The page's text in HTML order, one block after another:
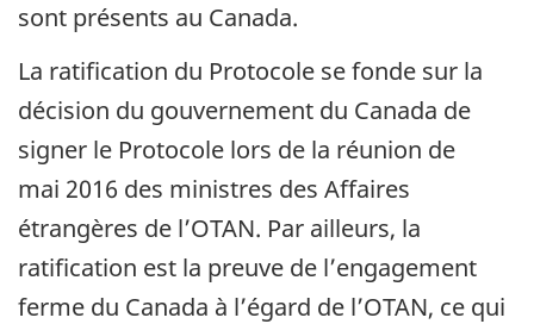
sont présents au Canada.
La ratification du Protocole se fonde sur la
décision du gouvernement du Canada de
signer le Protocole lors de la réunion de
mai 2016 des ministres des Affaires
étrangères de l’OTAN. Par ailleurs, la
ratification est la preuve de l’engagement
ferme du Canada à l’égard de l’OTAN, ce qui